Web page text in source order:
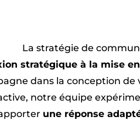
La stratégie de
stratégique à la mise
dans la conception
notre équipe
une réponse